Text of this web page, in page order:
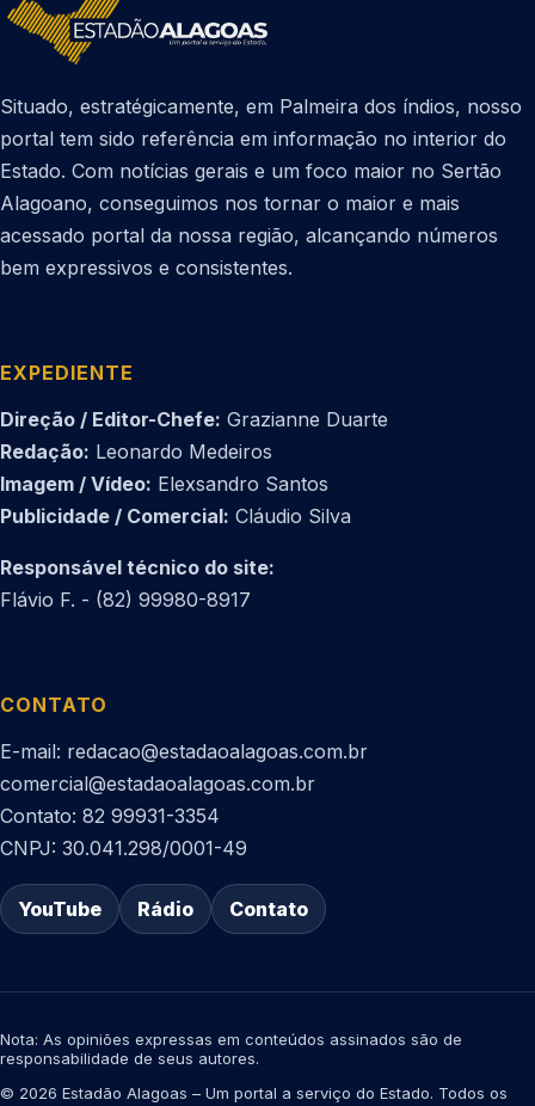
Situado, estratégicamente, em Palmeira dos índios, nosso
portal tem sido referência em informação no interior do
Estado. Com notícias gerais e um foco maior no Sertão
Alagoano, conseguimos nos tornar o maior e mais
acessado portal da nossa região, alcançando números
bem expressivos e consistentes.
EXPEDIENTE
Direção / Editor-Chefe: Grazianne Duarte
Redação: Leonardo Medeiros
Imagem / Vídeo: Elexsandro Santos
Publicidade / Comercial: Cláudio Silva
Responsável técnico do site:
Flávio F. - (82) 99980-8917
CONTATO
E-mail: redacao@estadaoalagoas.com.br
comercial@estadaoalagoas.com.br
Contato: 82 99931-3354
CNPJ: 30.041.298/0001-49
YouTube Rádio Contato
Nota: As opiniões expressas em conteúdos assinados são de
responsabilidade de seus autores.
© 2026 Estadão Alagoas – Um portal a serviço do Estado. Todos os